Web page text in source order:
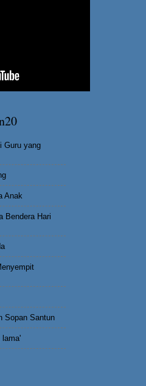
Guru yang
Anak
Bendera Hari
Sopan Santun
lama'